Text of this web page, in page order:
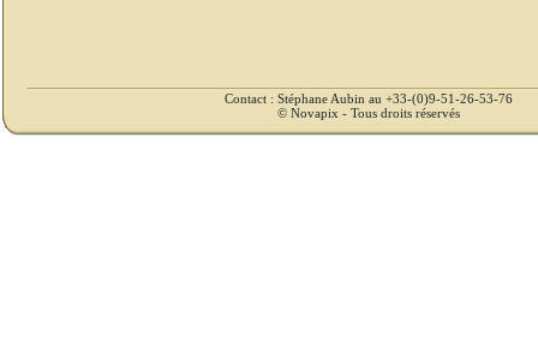
Contact : Stéphane Aubin au +33-(0)9-51-26-53-76
© Novapix - Tous droits réservés